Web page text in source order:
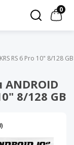
0
RS 6 Pro 10" 8/128 GB
8/128 GB